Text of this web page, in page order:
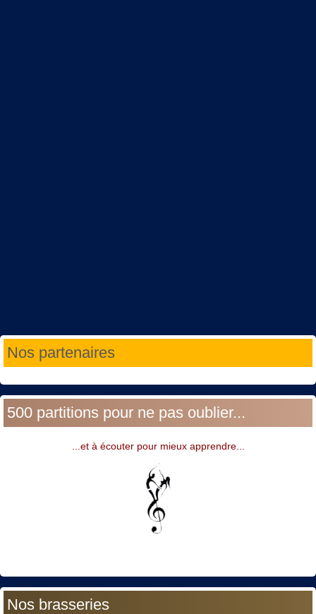
Nos partenaires
500 partitions pour ne pas oublier...
...et à écouter pour mieux apprendre...
Nos brasseries
Année
précédente
Mois
précédent
Année
suivante
Mois
suivant